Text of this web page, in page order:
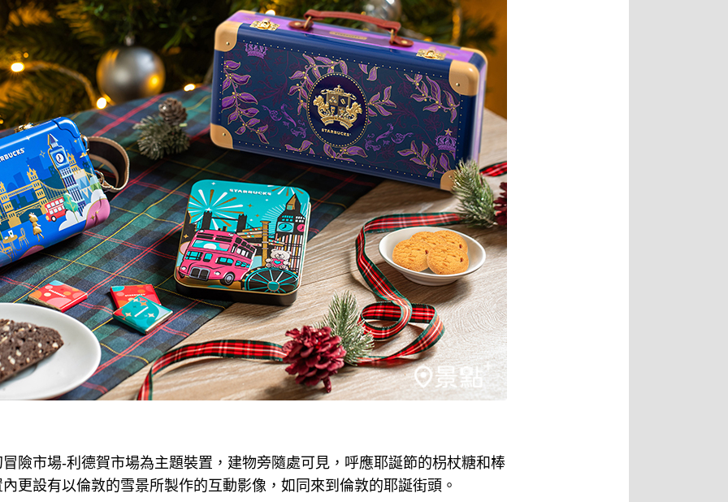
險市場-利德賀市場為主題裝置，建物旁隨處可見，呼應耶誕節的枴杖糖和棒
更設有以倫敦的雪景所製作的互動影像，如同來到倫敦的耶誕街頭。